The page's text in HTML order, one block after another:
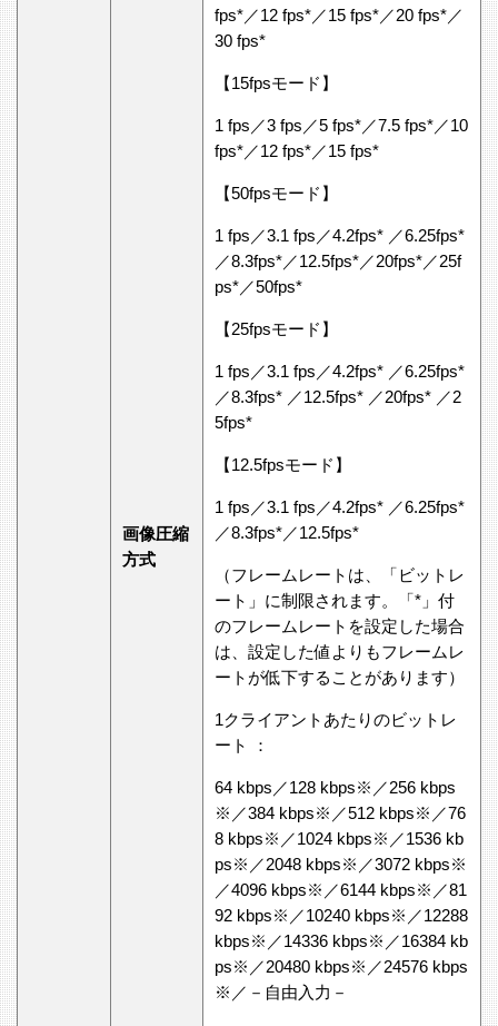
画像圧縮
方式
fps*／12 fps*／15 fps*／20 fps*／
30 fps*
【15fpsモード】
1 fps／3 fps／5 fps*／7.5 fps*／10
fps*／12 fps*／15 fps*
【50fpsモード】
1 fps／3.1 fps／4.2fps* ／6.25fps*
／8.3fps*／12.5fps*／20fps*／25f
ps*／50fps*
【25fpsモード】
1 fps／3.1 fps／4.2fps* ／6.25fps*
／8.3fps* ／12.5fps* ／20fps* ／2
5fps*
【12.5fpsモード】
1 fps／3.1 fps／4.2fps* ／6.25fps*
／8.3fps*／12.5fps*
（フレームレートは、「ビットレ
ート」に制限されます。「*」付
のフレームレートを設定した場合
は、設定した値よりもフレームレ
ートが低下することがあります）
1クライアントあたりのビットレ
ート ：
64 kbps／128 kbps※／256 kbps
※／384 kbps※／512 kbps※／76
8 kbps※／1024 kbps※／1536 kb
ps※／2048 kbps※／3072 kbps※
／4096 kbps※／6144 kbps※／81
92 kbps※／10240 kbps※／12288
kbps※／14336 kbps※／16384 kb
ps※／20480 kbps※／24576 kbps
※／－自由入力－